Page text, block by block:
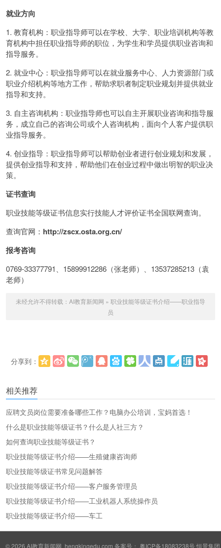
就业方向
1. 教育机构：职业指导师可以在学校、大学、职业培训机构等教
育机构中担任职业指导师的职位，为学生和学员提供职业咨询和
指导服务。
2. 就业中心：职业指导师可以在就业服务中心、人力资源部门或
职业介绍机构等地方工作，帮助求职者制定职业规划并提供就业
指导和支持。
3. 自主咨询机构：职业指导师也可以自主开展职业咨询和指导服
务，成立自己的咨询公司或个人咨询机构，面向个人客户提供职
业指导服务。
4. 创业指导：职业指导师可以帮助创业者进行创业规划和发展，
提供创业指导和支持，帮助他们在创业过程中做出明智的职业决
策。
证书查询
职业技能等级证书信息实行技能人才评价证书全国联网查询。
查询官网： http://zscx.osta.org.cn/
报考咨询
0769-33377791、15899912286（张老师）、13537285213（袁
老师）
未经允许不得转载： AI教育新闻网 » 职业技能等级证书介绍——职业指导
员
分享到：
相关推荐
应聘文员岗位需要准备哪些工作？电脑办公培训，宝妈首选！
什么是职业技能等级证书？什么是人社三方？
如何查询职业技能等级证书？
职业技能等级证书介绍——生殖健康咨询师
职业技能等级证书常见问题解答
职业技能等级证书介绍——客户服务管理员
职业技能等级证书介绍——工业机器人系统操作员
职业技能等级证书介绍——车工
© 2026 AI教育新闻网 hengkingedu.com 备案号： 粤ICP备18083238号恒景集团